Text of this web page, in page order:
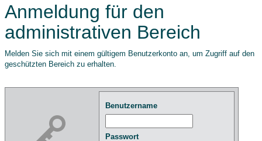
Anmeldung für den
administrativen Bereich
Melden Sie sich mit einem gültigem Benutzerkonto an, um Zugriff auf den
geschützten Bereich zu erhalten.
Benutzername
Passwort